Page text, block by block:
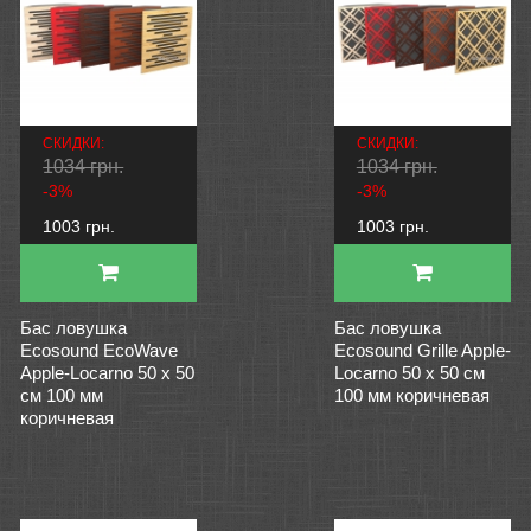
СКИДКИ:
1034 грн.
-3%
1003 грн.
Бас ловушка
Ecosound EcoWave
Apple-Locarno 50 х 50
см 100 мм
коричневая
СКИДКИ:
1034 грн.
-3%
1003 грн.
Бас ловушка
Ecosound Grille Apple-
Locarno 50 х 50 см
100 мм коричневая